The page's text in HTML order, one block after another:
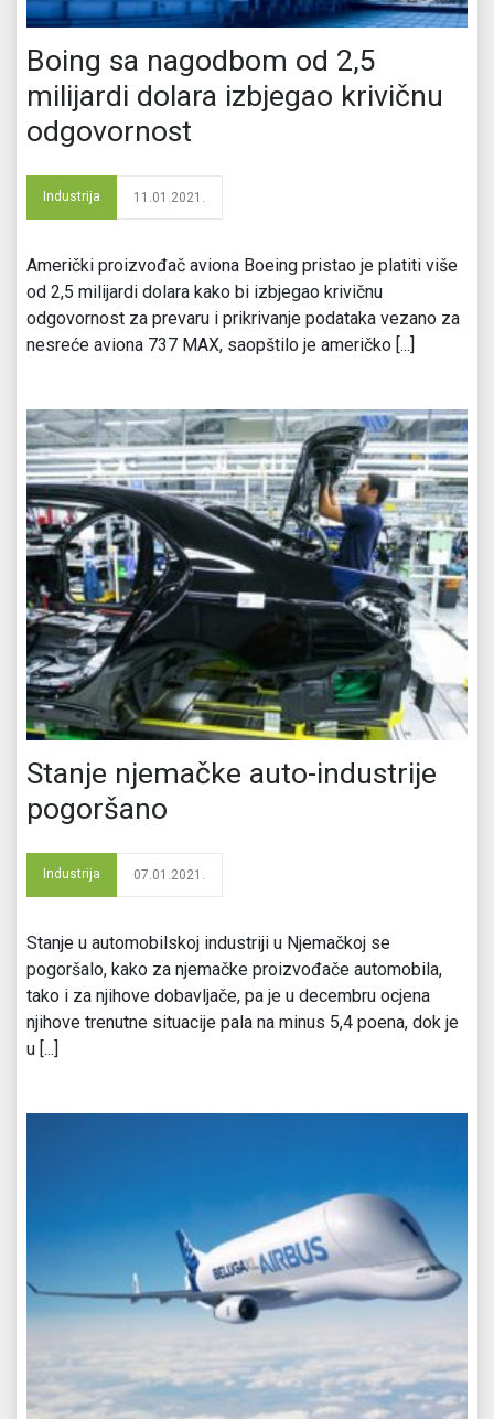
Boing sa nagodbom od 2,5
milijardi dolara izbjegao krivičnu
odgovornost
Industrija 11.01.2021.
Američki proizvođač aviona Boeing pristao je platiti više
od 2,5 milijardi dolara kako bi izbjegao krivičnu
odgovornost za prevaru i prikrivanje podataka vezano za
nesreće aviona 737 MAX, saopštilo je američko [...]
Stanje njemačke auto-industrije
pogoršano
Industrija 07.01.2021.
Stanje u automobilskoj industriji u Njemačkoj se
pogoršalo, kako za njemačke proizvođače automobila,
tako i za njihove dobavljače, pa je u decembru ocjena
njihove trenutne situacije pala na minus 5,4 poena, dok je
u [...]